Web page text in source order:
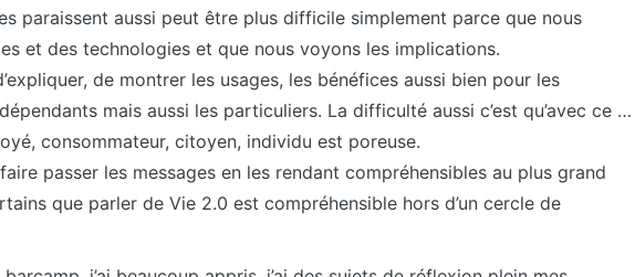
paraissent aussi peut être plus difficile simplement parce que nous
et des technologies et que nous voyons les implications.
de montrer les usages, les bénéfices aussi bien pour les
mais aussi les particuliers. La difficulté aussi c’est qu’avec ce …
consommateur, citoyen, individu est poreuse.
passer les messages en les rendant compréhensibles au plus grand
que parler de Vie 2.0 est compréhensible hors d’un cercle de